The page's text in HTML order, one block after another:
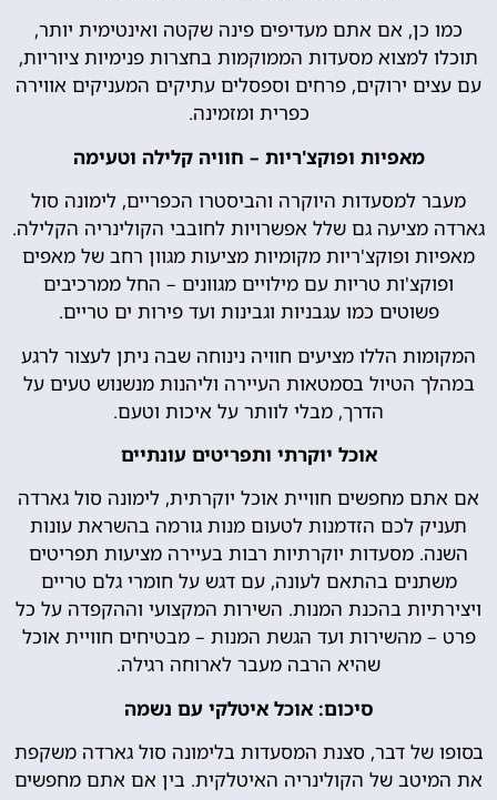
כמו כן, אם אתם מעדיפים פינה שקטה ואינטימית יותר,
תוכלו למצוא מסעדות הממוקמות בחצרות פנימיות ציוריות,
עם עצים ירוקים, פרחים וספסלים עתיקים המעניקים אווירה
כפרית ומזמינה.
מאפיות ופוקצ'ריות – חוויה קלילה וטעימה
מעבר למסעדות היוקרה והביסטרו הכפריים, לימונה סול
גארדה מציעה גם שלל אפשרויות לחובבי הקולינריה הקלילה.
מאפיות ופוקצ'ריות מקומיות מציעות מגוון רחב של מאפים
ופוקצ'ות טריות עם מילויים מגוונים – החל ממרכיבים
פשוטים כמו עגבניות וגבינות ועד פירות ים טריים.
המקומות הללו מציעים חוויה נינוחה שבה ניתן לעצור לרגע
במהלך הטיול בסמטאות העיירה וליהנות מנשנוש טעים על
הדרך, מבלי לוותר על איכות וטעם.
אוכל יוקרתי ותפריטים עונתיים
אם אתם מחפשים חוויית אוכל יוקרתית, לימונה סול גארדה
תעניק לכם הזדמנות לטעום מנות גורמה בהשראת עונות
השנה. מסעדות יוקרתיות רבות בעיירה מציעות תפריטים
משתנים בהתאם לעונה, עם דגש על חומרי גלם טריים
ויצירתיות בהכנת המנות. השירות המקצועי וההקפדה על כל
פרט – מהשירות ועד הגשת המנות – מבטיחים חוויית אוכל
שהיא הרבה מעבר לארוחה רגילה.
סיכום: אוכל איטלקי עם נשמה
בסופו של דבר, סצנת המסעדות בלימונה סול גארדה משקפת
את המיטב של הקולינריה האיטלקית. בין אם אתם מחפשים